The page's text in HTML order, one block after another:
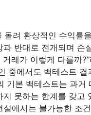
려 환상적인 수익률
반대로 전개되며 손
래가 이렇게 다를까
중에서도 백테스트
기본 백테스트는 과거
못하는 한계를 갖고
에서는 불가능한 조